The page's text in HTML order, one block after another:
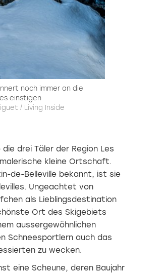
noch immer an die
einstigen
/ Living Inside
drei Täler der Region Les
kleine Ortschaft.
de-Belleville bekannt, ist sie
Ungeachtet von
als Lieblingsdestination
Ort des Skigebiets
aussergewöhnlichen
Schneesportlern auch das
zu wecken.
eine Scheune, deren Baujahr